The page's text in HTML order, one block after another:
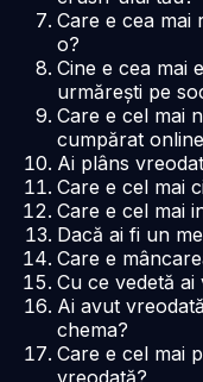
Care e cea mai
o?
Cine e cea mai
urmărești pe
Care e cel mai
cumpărat
Ai plâns
Care e cel mai
Care e cel mai
Dacă ai fi un
Care e
Cu ce vedetă ai
Ai avut
chema?
Care e cel mai